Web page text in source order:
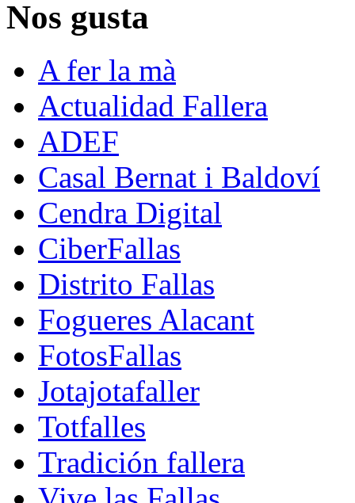
Nos gusta
A fer la mà
Actualidad Fallera
ADEF
Casal Bernat i Baldoví
Cendra Digital
CiberFallas
Distrito Fallas
Fogueres Alacant
FotosFallas
Jotajotafaller
Totfalles
Tradición fallera